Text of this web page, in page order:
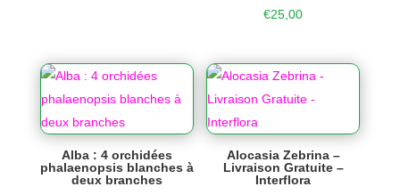
€25,00
Alba : 4 orchidées
phalaenopsis blanches à
deux branches
Alocasia Zebrina –
Livraison Gratuite –
Interflora